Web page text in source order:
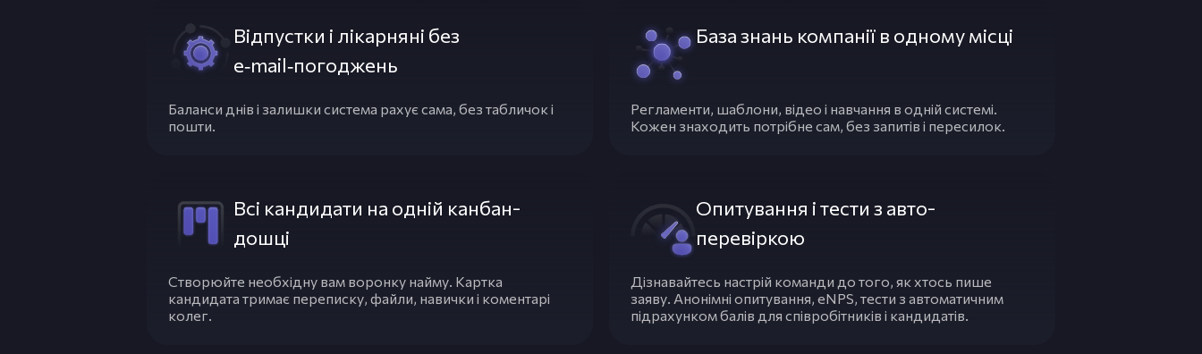
Відпустки і лікарняні без
e‑mail‑погоджень
Баланси днів і залишки система рахує сама, без табличок і
пошти.
База знань компанії в одному місці
Регламенти, шаблони, відео і навчання в одній системі.
Кожен знаходить потрібне сам, без запитів і пересилок.
Всі кандидати на одній канбан-
дошці
Створюйте необхідну вам воронку найму. Картка
кандидата тримає переписку, файли, навички і коментарі
колег.
Опитування і тести з авто-
перевіркою
Дізнавайтесь настрій команди до того, як хтось пише
заяву. Анонімні опитування, eNPS, тести з автоматичним
підрахунком балів для співробітників і кандидатів.